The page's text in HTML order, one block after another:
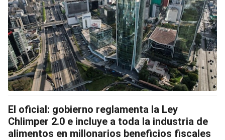
El oficial: gobierno reglamenta la Ley
Chlimper 2.0 e incluye a toda la industria de
alimentos en millonarios beneficios fiscales